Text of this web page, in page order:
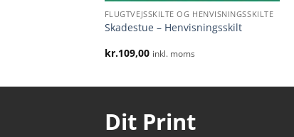
FLUGTVEJSSKILTE OG HENVISNINGSSKILTE
Skadestue – Henvisningsskilt
kr.109,00 inkl. moms
Dit Print